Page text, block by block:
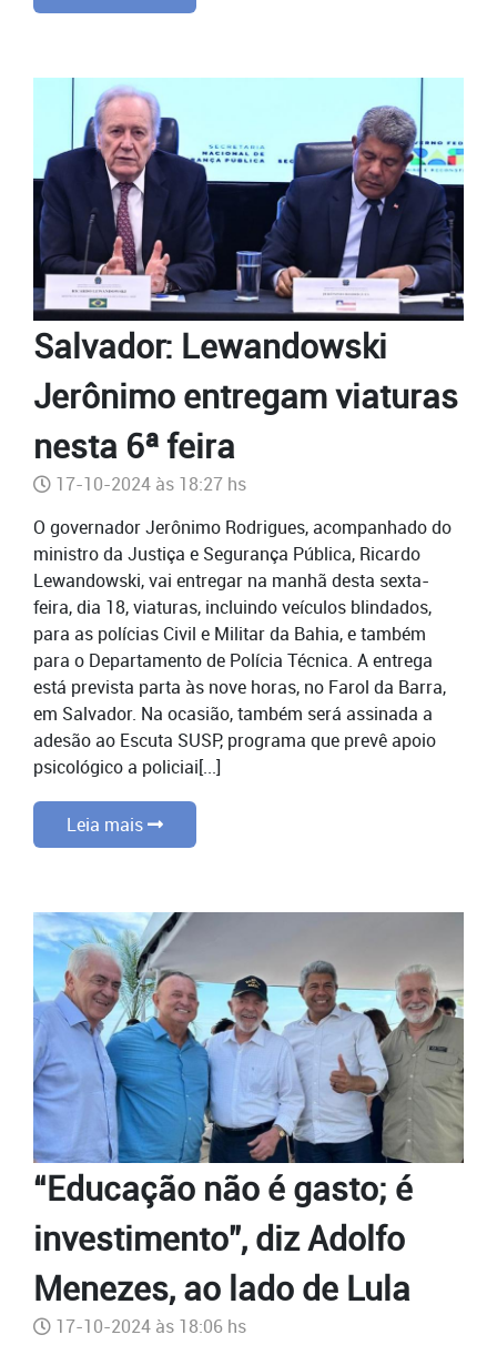
Salvador: Lewandowski
Jerônimo entregam viaturas
nesta 6ª feira
17-10-2024 às 18:27 hs
O governador Jerônimo Rodrigues, acompanhado do
ministro da Justiça e Segurança Pública, Ricardo
Lewandowski, vai entregar na manhã desta sexta-
feira, dia 18, viaturas, incluindo veículos blindados,
para as polícias Civil e Militar da Bahia, e também
para o Departamento de Polícia Técnica. A entrega
está prevista parta às nove horas, no Farol da Barra,
em Salvador. Na ocasião, também será assinada a
adesão ao Escuta SUSP, programa que prevê apoio
psicológico a policiai[...]
Leia mais
“Educação não é gasto; é
investimento”, diz Adolfo
Menezes, ao lado de Lula
17-10-2024 às 18:06 hs